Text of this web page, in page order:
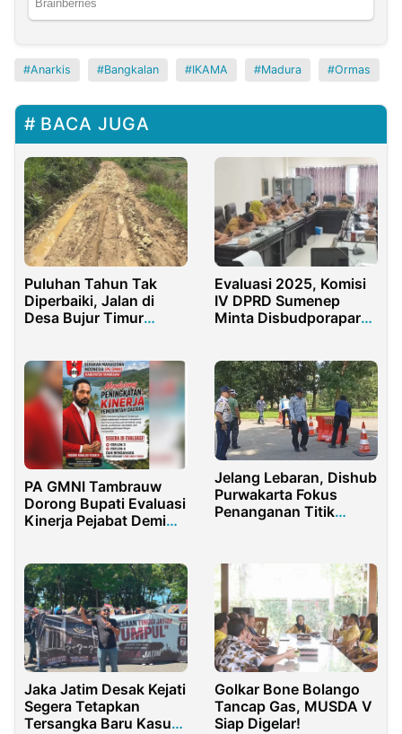
Anarkis Bangkalan IKAMA Madura Ormas
BACA JUGA
Puluhan Tahun Tak
Diperbaiki, Jalan di
Desa Bujur Timur
Evaluasi 2025, Komisi
IV DPRD Sumenep
Minta Disbudporapar
PA GMNI Tambrauw
Dorong Bupati Evaluasi
Kinerja Pejabat Demi
Jelang Lebaran, Dishub
Purwakarta Fokus
Penanganan Titik
Jaka Jatim Desak Kejati
Segera Tetapkan
Tersangka Baru Kasus
Golkar Bone Bolango
Tancap Gas, MUSDA V
Siap Digelar!